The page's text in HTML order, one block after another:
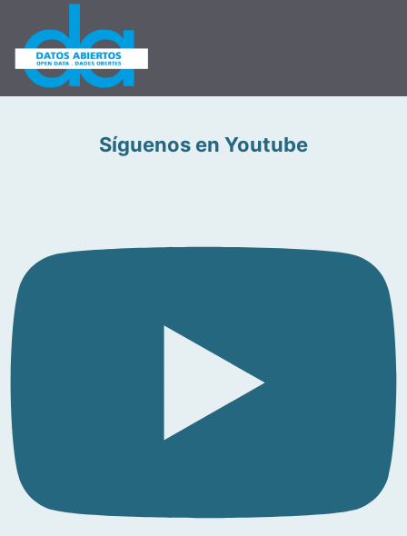
Síguenos en Youtube